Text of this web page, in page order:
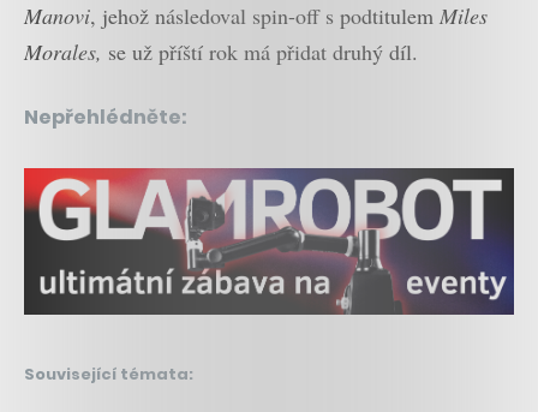
Manovi, jehož následoval spin-off s podtitulem Miles
Morales, se už příští rok má přidat druhý díl.
Nepřehlédněte:
Související témata: